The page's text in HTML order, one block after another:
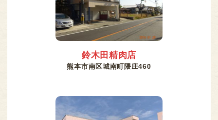
鈴木田精肉店
熊本市南区城南町隈庄460